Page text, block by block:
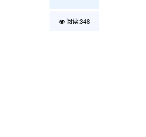
阅读:348